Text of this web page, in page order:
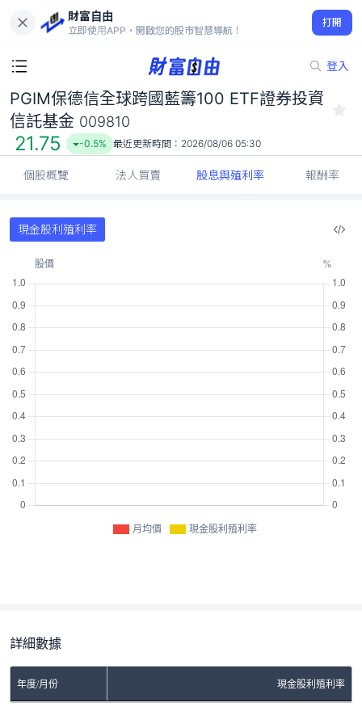
財富自由
立即使用APP，開啟您的股市智慧導航！
打開
登入
PGIM保德信全球跨國藍籌100 ETF證券投資信託基金 009810
21.75
-0.5%
PGIM保德信全球跨國藍籌100 ETF證券投資
信託基金 009810
21.75 -0.5% 最近更新時間： 2026/08/06 05:30
個股概覽 法人買賣 股息與殖利率 報酬率
現金股利殖利率
月均價 現金股利殖利率
詳細數據
年度/月份 現金股利殖利率